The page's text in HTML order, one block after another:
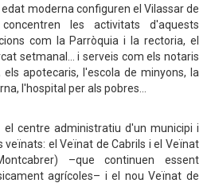
moderna configuren el Vilassar de
les activitats d'aquests
com la Parròquia i la rectoria, el
setmanal… i serveis com els notaris
apotecaris, l'escola de minyons, la
l'hospital per als pobres…
centre administratiu d'un municipi i
el Veïnat de Cabrils i el Veïnat
–que continuen essent
agrícoles– i el nou Veïnat de